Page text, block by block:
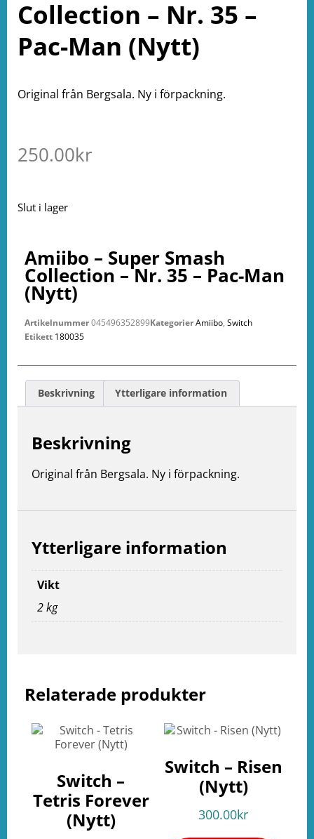
Collection – Nr. 35 –
Pac-Man (Nytt)
Original från Bergsala. Ny i förpackning.
250.00kr
Slut i lager
Relaterade produkter
Switch –
Tetris Forever
(Nytt)
Switch – Risen
(Nytt)
300.00kr
Amiibo – Super Smash
Collection – Nr. 35 – Pac-Man
(Nytt)
Artikelnummer045496352899KategorierAmiibo, Switch
Etikett 180035
Beskrivning Ytterligare information
Beskrivning
Original från Bergsala. Ny i förpackning.
Ytterligare information
Vikt
2 kg